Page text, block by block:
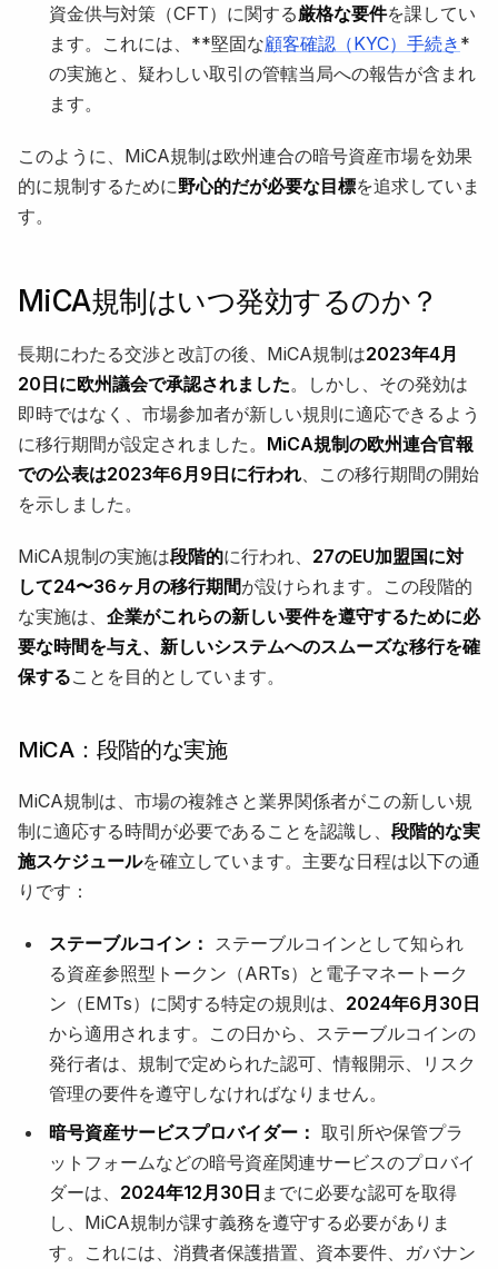
資金供与対策（CFT）に関する厳格な要件を課してい
ます。これには、**堅固な顧客確認（KYC）手続き *
の実施と、疑わしい取引の管轄当局への報告が含まれ
ます。
このように、MiCA規制は欧州連合の暗号資産市場を効果
的に規制するために野心的だが必要な目標を追求していま
す。
MiCA規制はいつ発効するのか？
長期にわたる交渉と改訂の後、MiCA規制は2023年4月
20日に欧州議会で承認されました。しかし、その発効は
即時ではなく、市場参加者が新しい規則に適応できるよう
に移行期間が設定されました。 MiCA規制の欧州連合官報
での公表は2023年6月9日に行われ 、この移行期間の開始
を示しました。
MiCA規制の実施は段階的に行われ、 27のEU加盟国に対
して24〜36ヶ月の移行期間が設けられます。この段階的
な実施は、 企業がこれらの新しい要件を遵守するために必
要な時間を与え、新しいシステムへのスムーズな移行を確
保することを目的としています。
MiCA：段階的な実施
MiCA規制は、市場の複雑さと業界関係者がこの新しい規
制に適応する時間が必要であることを認識し、 段階的な実
施スケジュールを確立しています。主要な日程は以下の通
りです：
ステーブルコイン：
ステーブルコインとして知られ
る資産参照型トークン（ARTs）と電子マネートーク
ン（EMTs）に関する特定の規則は、 2024年6月30日
から適用されます。この日から、ステーブルコインの
発行者は、規制で定められた認可、情報開示、リスク
管理の要件を遵守しなければなりません。
暗号資産サービスプロバイダー： 取引所や保管プラ
ットフォームなどの暗号資産関連サービスのプロバイ
ダーは、 2024年12月30日 までに必要な認可を取得
し、MiCA規制が課す義務を遵守する必要がありま
す。これには、消費者保護措置、資本要件、ガバナン